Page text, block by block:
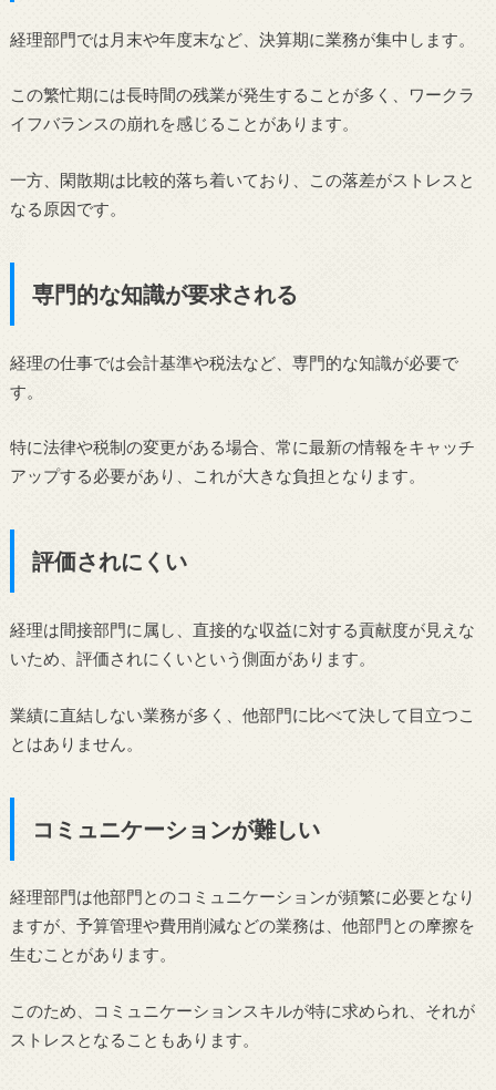
経理部門では月末や年度末など、決算期に業務が集中します。
この繁忙期には長時間の残業が発生することが多く、ワークラ
イフバランスの崩れを感じることがあります。
一方、閑散期は比較的落ち着いており、この落差がストレスと
なる原因です。
専門的な知識が要求される
経理の仕事では会計基準や税法など、専門的な知識が必要で
す。
特に法律や税制の変更がある場合、常に最新の情報をキャッチ
アップする必要があり、これが大きな負担となります。
評価されにくい
経理は間接部門に属し、直接的な収益に対する貢献度が見えな
いため、評価されにくいという側面があります。
業績に直結しない業務が多く、他部門に比べて決して目立つこ
とはありません。
コミュニケーションが難しい
経理部門は他部門とのコミュニケーションが頻繁に必要となり
ますが、予算管理や費用削減などの業務は、他部門との摩擦を
生むことがあります。
このため、コミュニケーションスキルが特に求められ、それが
ストレスとなることもあります。